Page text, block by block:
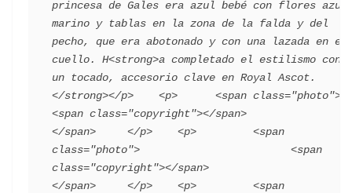
princesa de Gales era azul bebé con flores azul
marino y tablas en la zona de la falda y del
pecho, que era abotonado y con una lazada en el
cuello. H<strong>a completado el estilismo con
un tocado, accesorio clave en Royal Ascot.
</strong></p>    <p>      <span class="photo">
<span class="copyright"></span>
</span>     </p>    <p>         <span
class="photo">                        <span
class="copyright"></span>
</span>     </p>    <p>         <span